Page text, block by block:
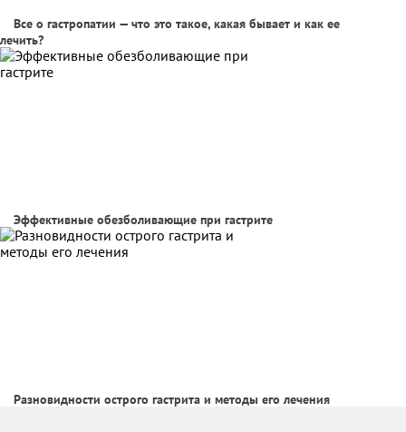
Все о гастропатии — что это такое, какая бывает и как ее
лечить?
Эффективные обезболивающие при гастрите
Разновидности острого гастрита и методы его лечения